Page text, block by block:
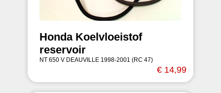
Honda Koelvloeistof
reservoir
NT 650 V DEAUVILLE 1998-2001 (RC 47)
€ 14,99